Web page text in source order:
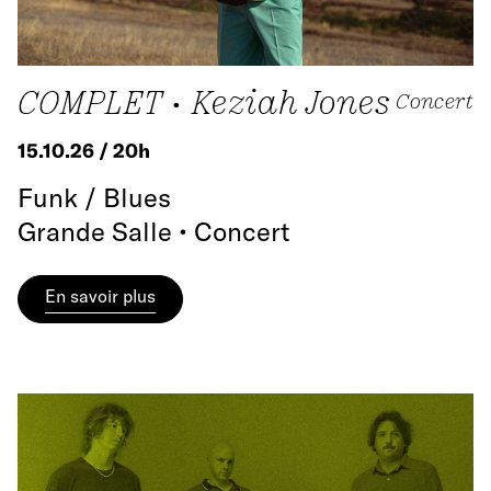
COMPLET • Keziah Jones Concert
15.10.26 / 20h
Funk / Blues
Grande Salle • Concert
En savoir plus